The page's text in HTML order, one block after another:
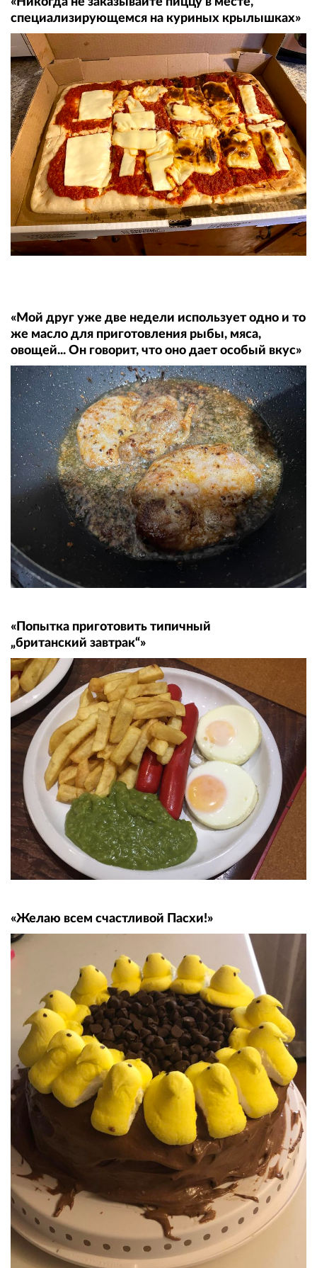
специализирующемся на куриных крылышках»
«Мой друг уже две недели использует одно и то
же масло для приготовления рыбы, мяса,
овощей... Он говорит, что оно дает особый вкус»
«Попытка приготовить типичный
„британский завтрак“»
«Желаю всем счастливой Пасхи!»